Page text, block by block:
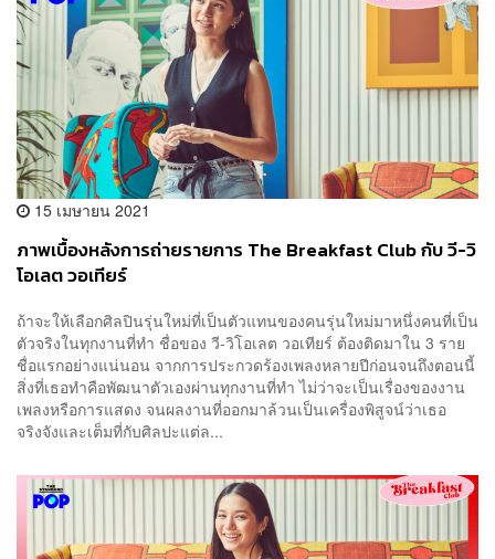
15 เมษายน 2021
ภาพเบื้องหลังการถ่ายรายการ The Breakfast Club กับ วี-วิ
โอเลต วอเทียร์
ถ้าจะให้เลือกศิลปินรุ่นใหม่ที่เป็นตัวแทนของคนรุ่นใหม่มาหนึ่งคนที่เป็น
ตัวจริงในทุกงานที่ทำ ชื่อของ วี-วิโอเลต วอเทียร์ ต้องติดมาใน 3 ราย
ชื่อแรกอย่างแน่นอน จากการประกวดร้องเพลงหลายปีก่อนจนถึงตอนนี้
สิ่งที่เธอทำคือพัฒนาตัวเองผ่านทุกงานที่ทำ ไม่ว่าจะเป็นเรื่องของงาน
เพลงหรือการแสดง จนผลงานที่ออกมาล้วนเป็นเครื่องพิสูจน์ว่าเธอ
จริงจังและเต็มที่กับศิลปะแต่ล...